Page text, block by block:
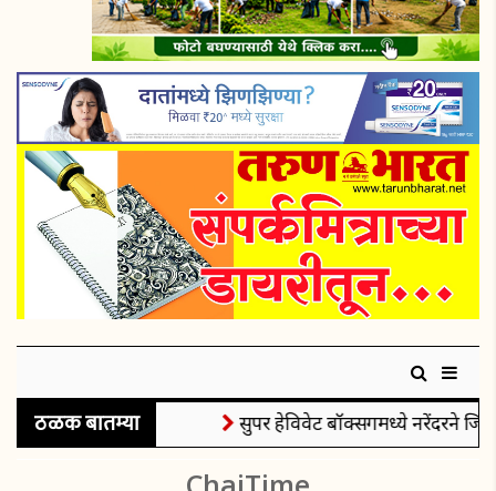
ठळक बातम्या सुपर हेविवेट बॉक्सिंगमध्ये नरेंदरने